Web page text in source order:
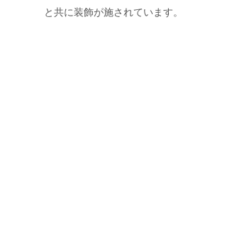
と共に装飾が施されています。